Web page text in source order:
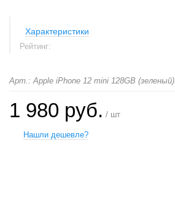
Характеристики
Рейтинг:
Арт.: Apple iPhone 12 mini 128GB (зеленый)
1 980 руб. / шт
Нашли дешевле?